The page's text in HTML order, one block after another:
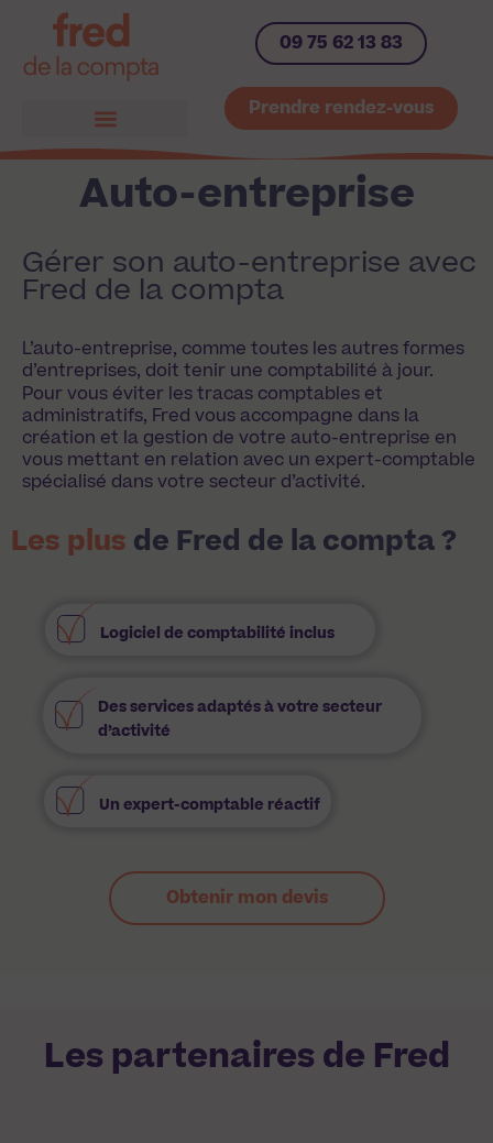
09 75 62 13 83
Prendre rendez-vous
Auto-entreprise
Gérer son auto-entreprise avec
Fred de la compta
L’auto-entreprise, comme toutes les autres formes
d’entreprises, doit tenir une comptabilité à jour.
Pour vous éviter les tracas comptables et
administratifs, Fred vous accompagne dans la
création et la gestion de votre auto-entreprise en
vous mettant en relation avec un expert-comptable
spécialisé dans votre secteur d’activité.
Les plus de Fred de la compta ?
Logiciel de comptabilité inclus
Des services adaptés à votre secteur
d’activité
Un expert-comptable réactif
Obtenir mon devis
Les partenaires de Fred